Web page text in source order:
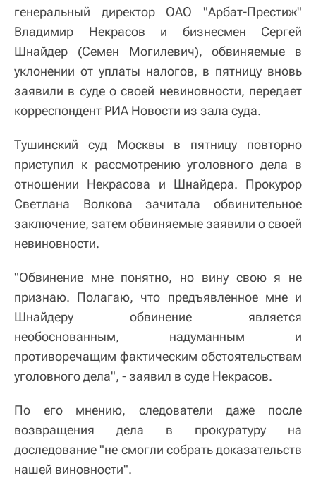
генеральный директор ОАО "Арбат-Престиж"
Владимир Некрасов и бизнесмен Сергей
Шнайдер (Семен Могилевич), обвиняемые в
уклонении от уплаты налогов, в пятницу вновь
заявили в суде о своей невиновности, передает
корреспондент РИА Новости из зала суда.
Тушинский суд Москвы в пятницу повторно
приступил к рассмотрению уголовного дела в
отношении Некрасова и Шнайдера. Прокурор
Светлана Волкова зачитала обвинительное
заключение, затем обвиняемые заявили о своей
невиновности.
"Обвинение мне понятно, но вину свою я не
признаю. Полагаю, что предъявленное мне и
Шнайдеру обвинение является
необоснованным, надуманным и
противоречащим фактическим обстоятельствам
уголовного дела", - заявил в суде Некрасов.
По его мнению, следователи даже после
возвращения дела в прокуратуру на
доследование "не смогли собрать доказательств
нашей виновности".